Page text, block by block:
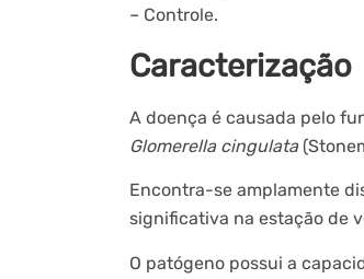
– Controle.
Caracterização
A doença é causada pelo
Glomerella cingulata
Encontra-se amplamente
significativa na estação de
O patógeno possui a